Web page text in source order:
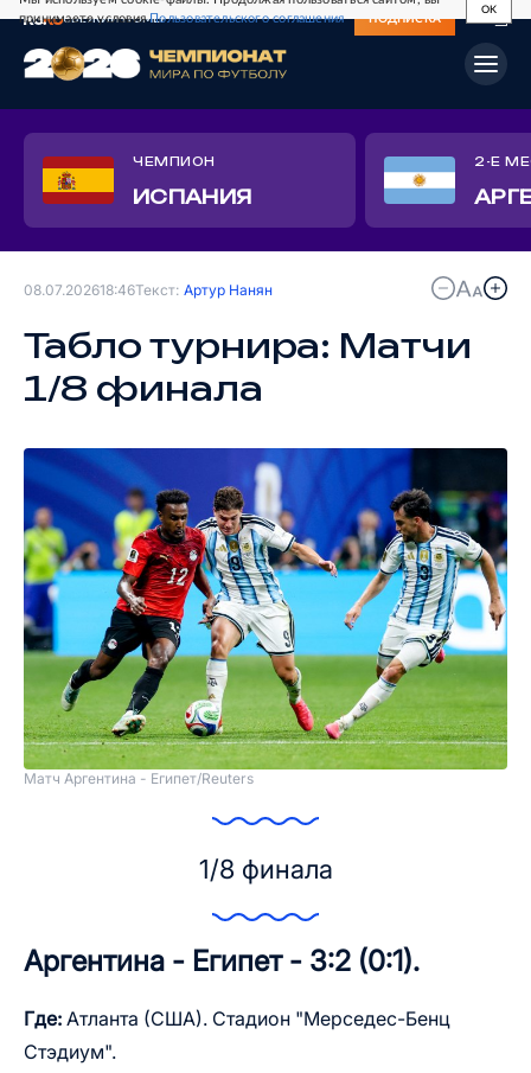
принимаете условияПользовательского соглашения
OK
СВЕЖИЙ НОМЕР ПОДПИСКА
ЧЕМПИОН
ИСПАНИЯ
2-Е
08.07.202618:46Текст: Артур Нанян
Табло турнира: Матчи
1/8 финала
Матч Аргентина - Египет/Reuters
1/8 финала
Аргентина - Египет - 3:2 (0:1).
Где: Атланта (США). Стадион "Мерседес-Бенц
Стэдиум".